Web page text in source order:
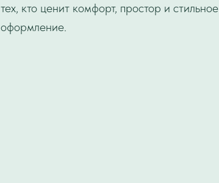
тех, кто ценит комфорт, простор и стильное
оформление.